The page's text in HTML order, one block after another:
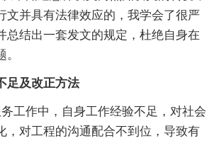
文并具有法律效应的，我学会了很严
总结出一套发文的规定，杜绝自身在
及改正方法
作中，自身工作经验不足，对社会
，对工程的沟通配合不到位，导致有